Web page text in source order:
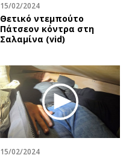
15/02/2024
Θετικό ντεμπούτο
Πάτσεον κόντρα στη
Σαλαμίνα (vid)
15/02/2024